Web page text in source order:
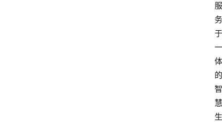
服
务
于
一
体
的
智
慧
生